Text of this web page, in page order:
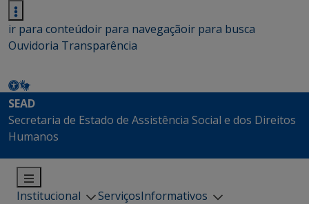
ir para conteúdoir para navegaçãoir para busca
Ouvidoria Transparência
SEAD
Secretaria de Estado de Assistência Social e dos Direitos
Humanos
Institucional ServiçosInformativos